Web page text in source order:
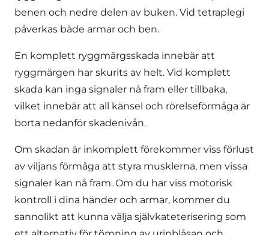
benen och nedre delen av buken. Vid tetraplegi
påverkas både armar och ben.
En komplett ryggmärgsskada innebär att
ryggmärgen har skurits av helt. Vid komplett
skada kan inga signaler nå fram eller tillbaka,
vilket innebär att all känsel och rörelseförmåga är
borta nedanför skadenivån.
Om skadan är inkomplett förekommer viss förlust
av viljans förmåga att styra musklerna, men vissa
signaler kan nå fram. Om du har viss motorisk
kontroll i dina händer och armar, kommer du
sannolikt att kunna välja självkateterisering som